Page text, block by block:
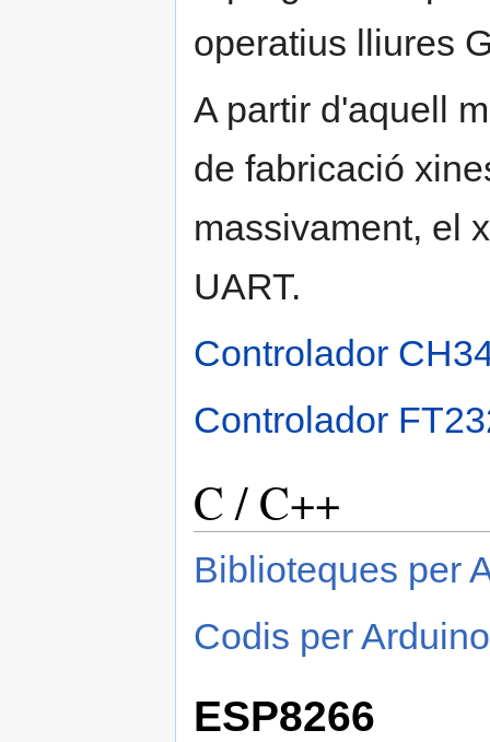
operatius lliures
A partir d'aquell
de fabricació
massivament, el
UART.
Controlador
Controlador
C / C++
Biblioteques per
Codis per
ESP8266